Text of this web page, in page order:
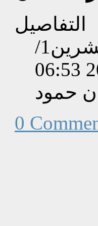
التفاصيل
تم إنشاءه بتاريخ الإثنين, 21 تشرين1/
حمود
0